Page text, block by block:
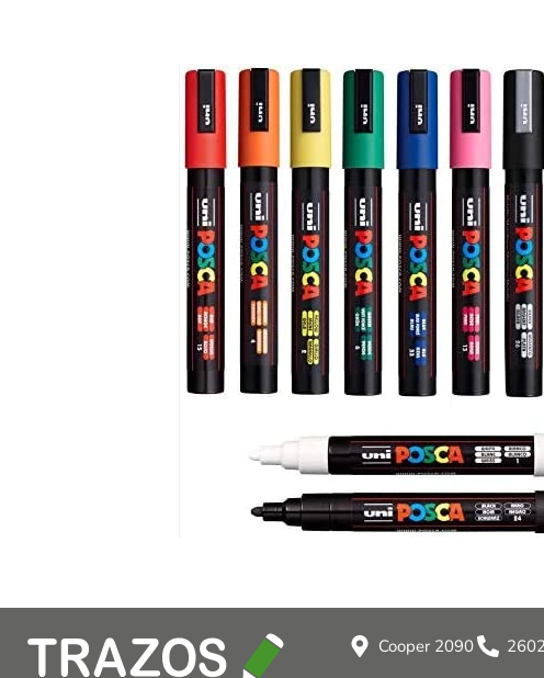
Cooper 2090